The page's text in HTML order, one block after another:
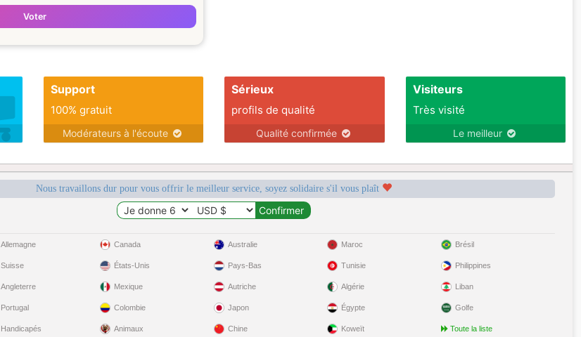
Voter
Support
100% gratuit
Modérateurs à l'écoute
Sérieux
profils de qualité
Qualité confirmée
Visiteurs
Très visité
Le meilleur
Nous travaillons dur pour vous offrir le meilleur service, soyez solidaire s'il vous plaît
Allemagne
Suisse
Angleterre
Portugal
Handicapés
Canada
États-Unis
Mexique
Colombie
Animaux
Australie
Pays-Bas
Autriche
Japon
Chine
Maroc
Tunisie
Algérie
Égypte
Koweït
Brésil
Philippines
Liban
Golfe
Toute la liste